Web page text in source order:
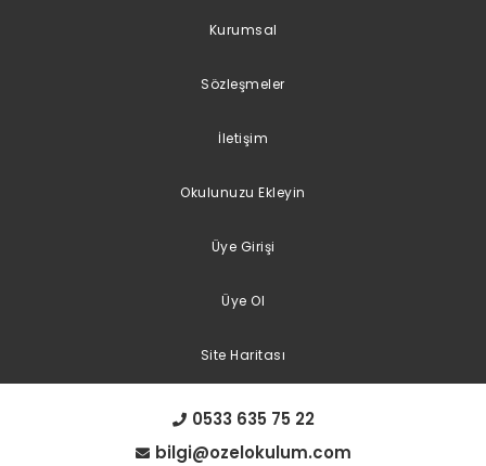
Kurumsal
Sözleşmeler
İletişim
Okulunuzu Ekleyin
Üye Girişi
Üye Ol
Site Haritası
0533 635 75 22
bilgi@ozelokulum.com